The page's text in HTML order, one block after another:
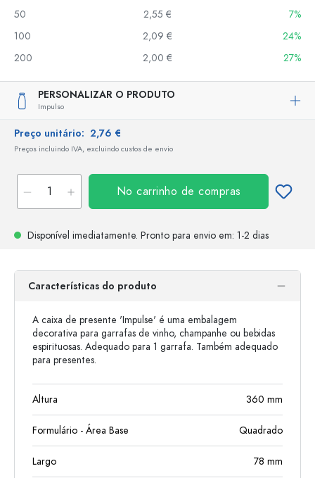
50
2,55 €
7%
100
2,09 €
24%
200
2,00 € 27%
PERSONALIZAR O PRODUTO
Impulso
Preço unitário: 2,76 €
Preços incluindo IVA, excluindo custos de envio
No carrinho de compras
Disponível imediatamente. Pronto para envio em: 1-2 dias
Características do produto
A caixa de presente 'Impulse' é uma embalagem
decorativa para garrafas de vinho, champanhe ou bebidas
espirituosas. Adequado para 1 garrafa. Também adequado
para presentes.
Altura 360 mm
Formulário - Área Base Quadrado
Largo 78 mm